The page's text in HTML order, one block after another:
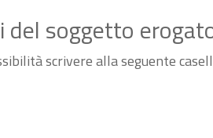
del soggetto
scrivere alla seguente